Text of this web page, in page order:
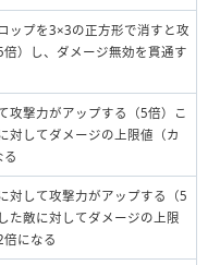
ップを3×3の正方形で消すと攻
）し、ダメージ無効を貫通す
攻撃力がアップする（5倍）こ
対してダメージの上限値（カ
る
対して攻撃力がアップする（5
た敵に対してダメージの上限
になる